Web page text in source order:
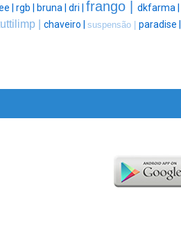
| rgb | bruna | dri | frango | dkfarma |
| chaveiro | suspensão | paradise |